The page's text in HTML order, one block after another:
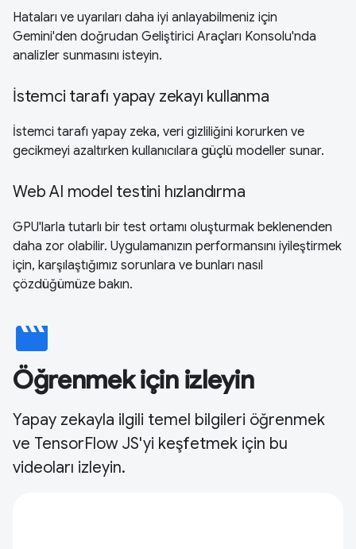
Hataları ve uyarıları daha iyi anlayabilmeniz için
Gemini'den doğrudan Geliştirici Araçları Konsolu'nda
analizler sunmasını isteyin.
İstemci tarafı yapay zekayı kullanma
İstemci tarafı yapay zeka, veri gizliliğini korurken ve
gecikmeyi azaltırken kullanıcılara güçlü modeller sunar.
Web AI model testini hızlandırma
GPU'larla tutarlı bir test ortamı oluşturmak beklenenden
daha zor olabilir. Uygulamanızın performansını iyileştirmek
için, karşılaştığımız sorunlara ve bunları nasıl
çözdüğümüze bakın.
movie
Öğrenmek için izleyin
Yapay zekayla ilgili temel bilgileri öğrenmek
ve TensorFlow JS'yi keşfetmek için bu
videoları izleyin.